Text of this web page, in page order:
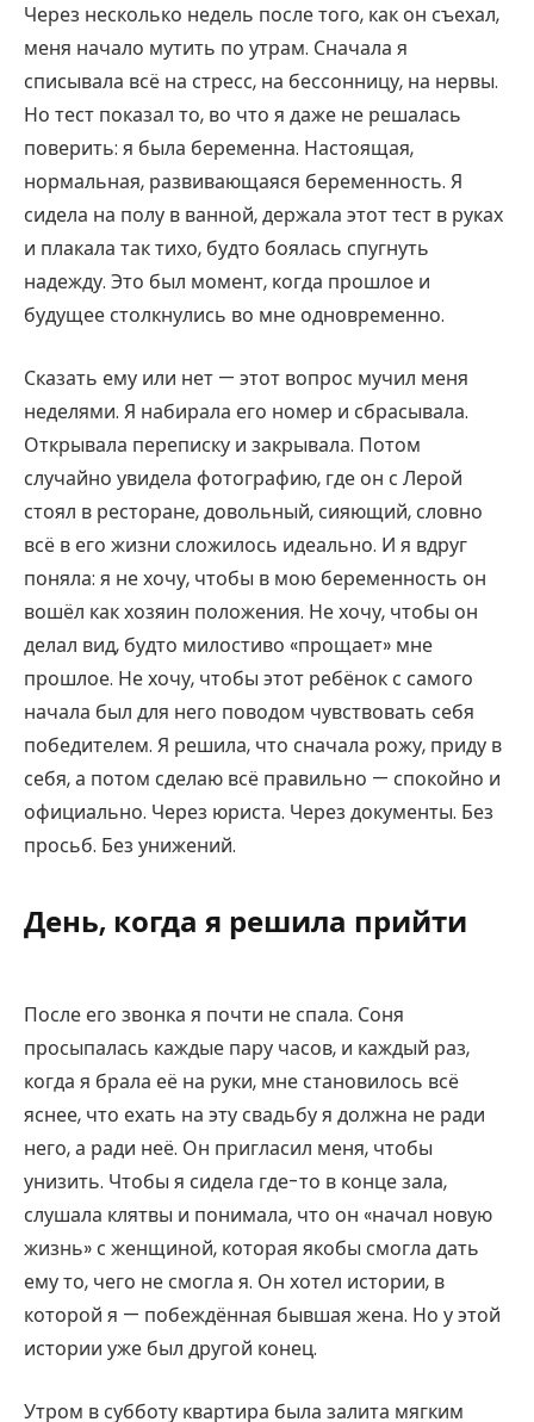
Через несколько недель после того, как он съехал,
меня начало мутить по утрам. Сначала я
списывала всё на стресс, на бессонницу, на нервы.
Но тест показал то, во что я даже не решалась
поверить: я была беременна. Настоящая,
нормальная, развивающаяся беременность. Я
сидела на полу в ванной, держала этот тест в руках
и плакала так тихо, будто боялась спугнуть
надежду. Это был момент, когда прошлое и
будущее столкнулись во мне одновременно.
Сказать ему или нет — этот вопрос мучил меня
неделями. Я набирала его номер и сбрасывала.
Открывала переписку и закрывала. Потом
случайно увидела фотографию, где он с Лерой
стоял в ресторане, довольный, сияющий, словно
всё в его жизни сложилось идеально. И я вдруг
поняла: я не хочу, чтобы в мою беременность он
вошёл как хозяин положения. Не хочу, чтобы он
делал вид, будто милостиво «прощает» мне
прошлое. Не хочу, чтобы этот ребёнок с самого
начала был для него поводом чувствовать себя
победителем. Я решила, что сначала рожу, приду в
себя, а потом сделаю всё правильно — спокойно и
официально. Через юриста. Через документы. Без
просьб. Без унижений.
День, когда я решила прийти
После его звонка я почти не спала. Соня
просыпалась каждые пару часов, и каждый раз,
когда я брала её на руки, мне становилось всё
яснее, что ехать на эту свадьбу я должна не ради
него, а ради неё. Он пригласил меня, чтобы
унизить. Чтобы я сидела где-то в конце зала,
слушала клятвы и понимала, что он «начал новую
жизнь» с женщиной, которая якобы смогла дать
ему то, чего не смогла я. Он хотел истории, в
которой я — побеждённая бывшая жена. Но у этой
истории уже был другой конец.
Утром в субботу квартира была залита мягким